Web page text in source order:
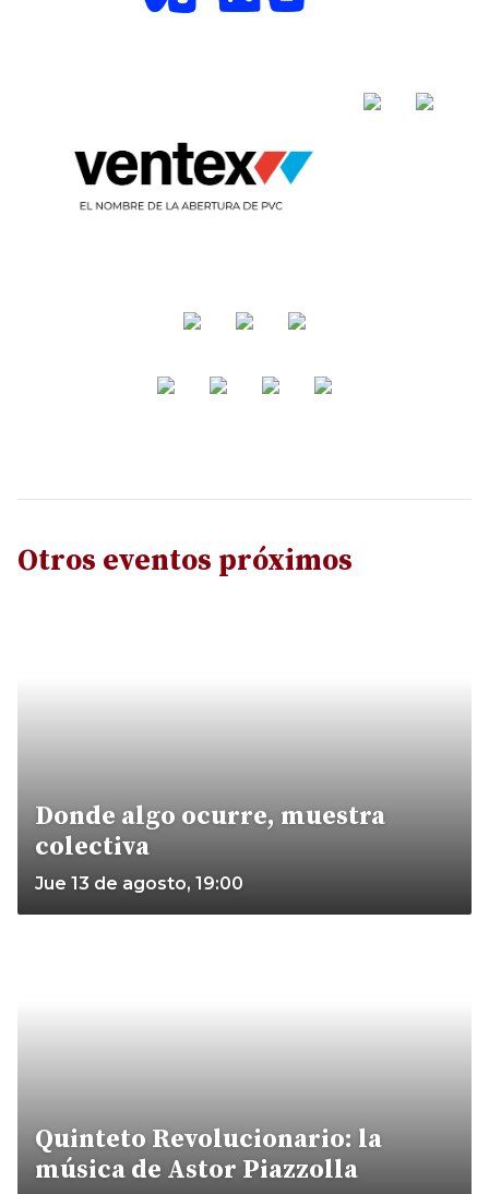
Otros eventos próximos
Donde algo ocurre, muestra
colectiva
Jue 13 de agosto, 19:00
Quinteto Revolucionario: la
música de Astor Piazzolla